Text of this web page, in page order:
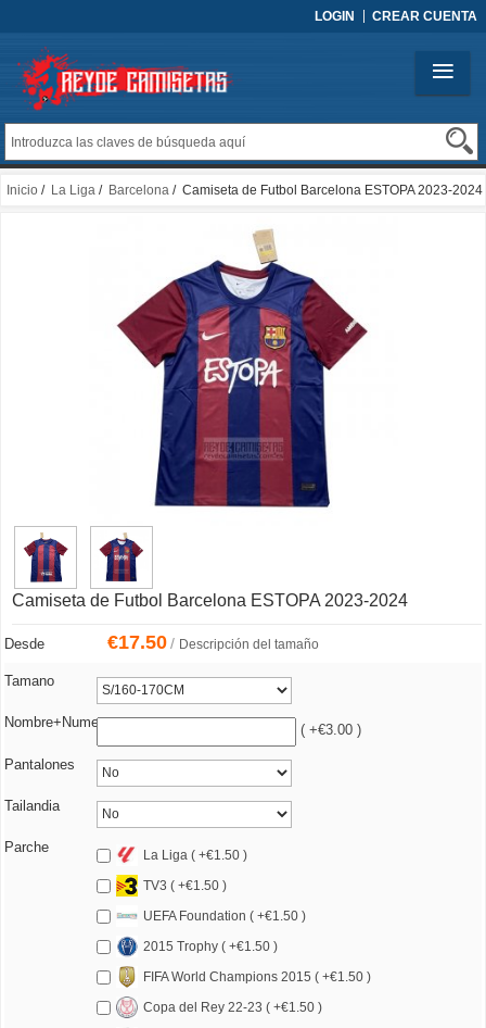
LOGIN CREAR CUENTA
Inicio / La Liga / Barcelona / Camiseta de Futbol Barcelona ESTOPA 2023-2024
Camiseta de Futbol Barcelona ESTOPA 2023-2024
Desde €17.50/ Descripción del tamaño
Tamano
Nombre+Numero ( +€3.00 )
Pantalones
Tailandia
Parche
La Liga ( +€1.50 )
TV3 ( +€1.50 )
UEFA Foundation ( +€1.50 )
2015 Trophy ( +€1.50 )
FIFA World Champions 2015 ( +€1.50 )
Copa del Rey 22-23 ( +€1.50 )